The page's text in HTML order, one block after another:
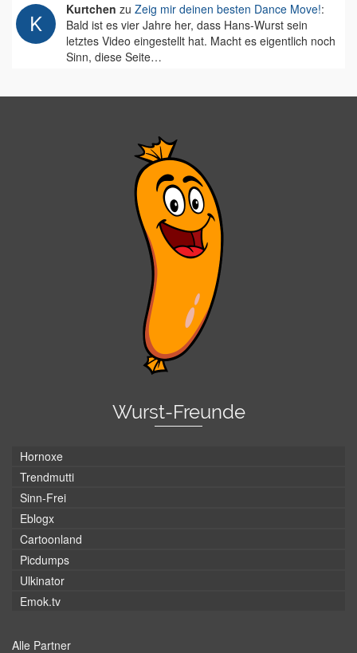
Kurtchen zu Zeig mir deinen besten Dance Move!:
Bald ist es vier Jahre her, dass Hans-Wurst sein
letztes Video eingestellt hat. Macht es eigentlich noch
Sinn, diese Seite…
Wurst-Freunde
Hornoxe
Trendmutti
Sinn-Frei
Eblogx
Cartoonland
Picdumps
Ulkinator
Emok.tv
Alle Partner